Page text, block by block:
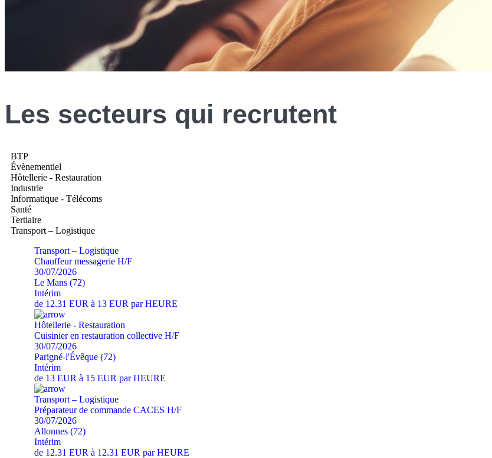
Les secteurs qui recrutent
BTP
Évènementiel
Hôtellerie - Restauration
Industrie
Informatique - Télécoms
Santé
Tertiaire
Transport – Logistique
Transport – Logistique
Chauffeur messagerie H/F
30/07/2026
Le Mans (72)
Intérim
de 12.31 EUR à 13 EUR par HEURE
Hôtellerie - Restauration
Cuisinier en restauration collective H/F
30/07/2026
Parigné-l'Évêque (72)
Intérim
de 13 EUR à 15 EUR par HEURE
Transport – Logistique
Préparateur de commande CACES H/F
30/07/2026
Allonnes (72)
Intérim
de 12.31 EUR à 12.31 EUR par HEURE